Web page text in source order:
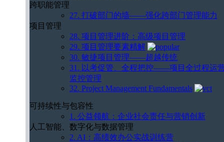
跨职能管理
27. 打破部门的墙——强化跨部门管理能力
项目管理
28. 项目管理进阶：高级项目管理
29. 项目管理要素精解
30. 敏捷项目管理——超越传统
31. 以考促管、全程把控——项目全过程运
监控管理
32. Project Management Fundamentals
可持续性与包容性
1. 公益领航：企业社会责任与营销创新
人工智能、数字化与数据管理
2. AI：高绩效办公实战训练营